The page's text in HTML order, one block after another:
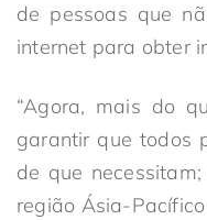
de pessoas que
internet para obter
“Agora, mais do
garantir que todos
de que
região Ásia-